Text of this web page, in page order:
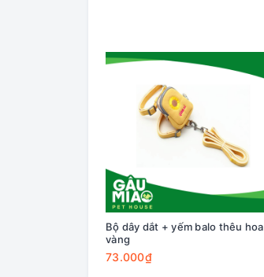
Bộ dây dắt + yếm balo thêu hoa
vàng
73.000₫